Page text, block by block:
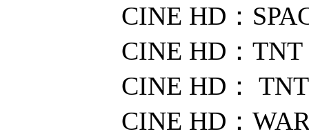
CINE HD：
CINE HD：TNT
CINE HD：
CINE HD：